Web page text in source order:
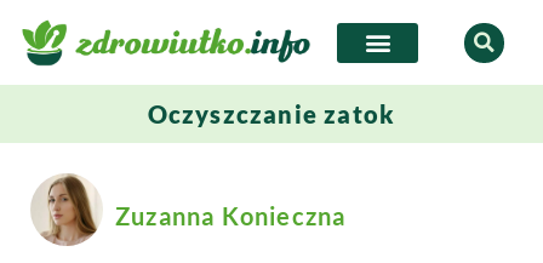
Oczyszczanie zatok
Zuzanna Konieczna